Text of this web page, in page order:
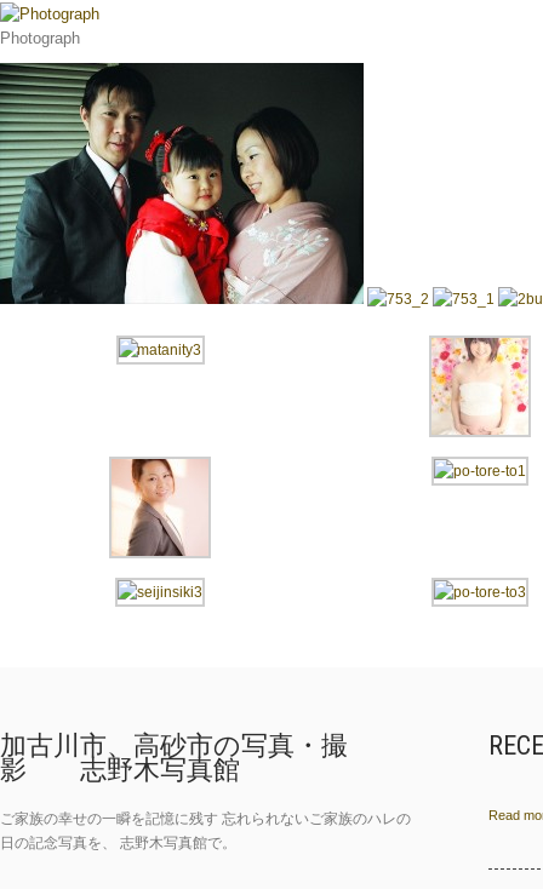
Photograph
加古川市、高砂市の写真・撮
影 志野木写真館
ご家族の幸せの一瞬を記憶に残す 忘れられないご家族のハレの
日の記念写真を、 志野木写真館で。
Read